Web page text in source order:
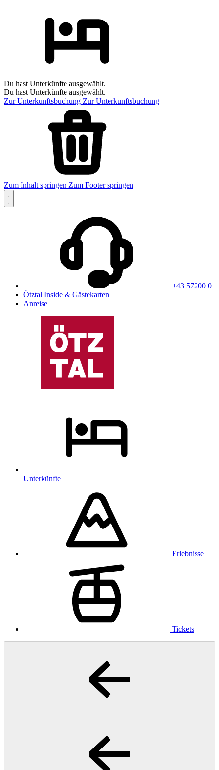
Du hast Unterkünfte ausgewählt.
Du hast Unterkünfte ausgewählt.
Zur Unterkunftsbuchung Zur Unterkunftsbuchung
Zum Inhalt springen Zum Footer springen
+43 57200 0
Ötztal Inside & Gästekarten
Anreise
Unterkünfte
Erlebnisse
Tickets